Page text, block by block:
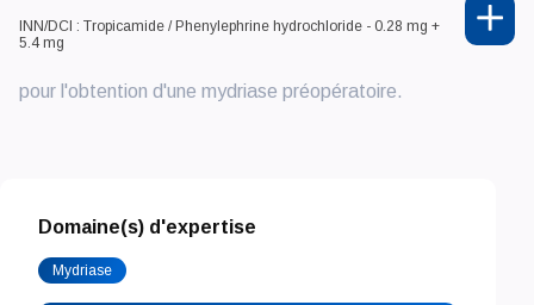
INN/DCI : Tropicamide / Phenylephrine hydrochloride - 0.28 mg +
5.4 mg
pour l'obtention d'une mydriase préopératoire.
Domaine(s) d'expertise
Mydriase